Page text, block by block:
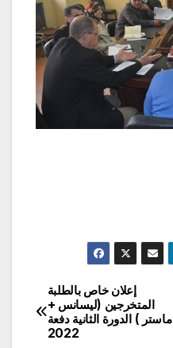
إعلان خاص بالطلبة
المتخرجين (ليسانس +
ماستر ) الدورة الثانية دفعة
2022